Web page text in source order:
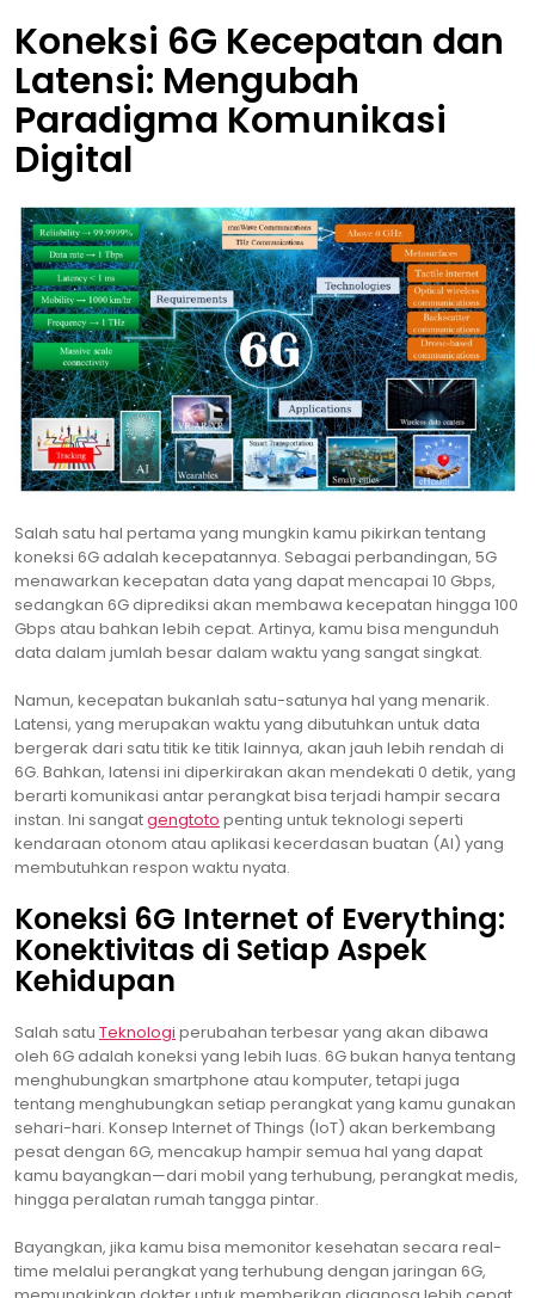
Koneksi 6G Kecepatan dan
Latensi: Mengubah
Paradigma Komunikasi
Digital
Salah satu hal pertama yang mungkin kamu pikirkan tentang
koneksi 6G adalah kecepatannya. Sebagai perbandingan, 5G
menawarkan kecepatan data yang dapat mencapai 10 Gbps,
sedangkan 6G diprediksi akan membawa kecepatan hingga 100
Gbps atau bahkan lebih cepat. Artinya, kamu bisa mengunduh
data dalam jumlah besar dalam waktu yang sangat singkat.
Namun, kecepatan bukanlah satu-satunya hal yang menarik.
Latensi, yang merupakan waktu yang dibutuhkan untuk data
bergerak dari satu titik ke titik lainnya, akan jauh lebih rendah di
6G. Bahkan, latensi ini diperkirakan akan mendekati 0 detik, yang
berarti komunikasi antar perangkat bisa terjadi hampir secara
instan. Ini sangatgengtoto penting untuk teknologi seperti
kendaraan otonom atau aplikasi kecerdasan buatan (AI) yang
membutuhkan respon waktu nyata.
Koneksi 6G Internet of Everything:
Konektivitas di Setiap Aspek
Kehidupan
Salah satu Teknologi perubahan terbesar yang akan dibawa
oleh 6G adalah koneksi yang lebih luas. 6G bukan hanya tentang
menghubungkan smartphone atau komputer, tetapi juga
tentang menghubungkan setiap perangkat yang kamu gunakan
sehari-hari. Konsep Internet of Things (IoT) akan berkembang
pesat dengan 6G, mencakup hampir semua hal yang dapat
kamu bayangkan—dari mobil yang terhubung, perangkat medis,
hingga peralatan rumah tangga pintar.
Bayangkan, jika kamu bisa memonitor kesehatan secara real-
time melalui perangkat yang terhubung dengan jaringan 6G,